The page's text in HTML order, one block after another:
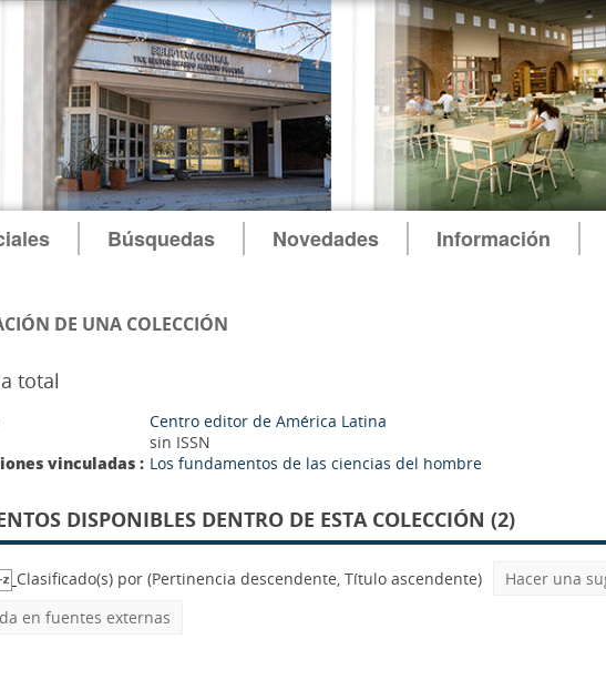
Búsquedas Novedades Información
DE UNA COLECCIÓN
total
Centro editor de América Latina
sin ISSN
vinculadas : Los fundamentos de las ciencias del hombre
DISPONIBLES DENTRO DE ESTA COLECCIÓN (2)
Clasificado(s) por (Pertinencia descendente, Título ascendente) Hacer una
en fuentes externas